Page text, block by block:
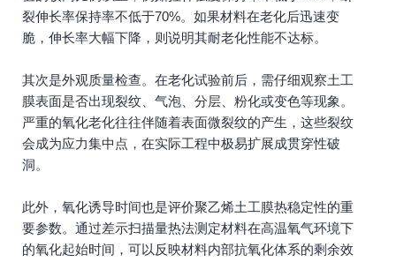
裂伸长率保持率不低于70%。如果材料在老化后迅速变
脆，伸长率大幅下降，则说明其耐老化性能不达标。
其次是外观质量检查。在老化试验前后，需仔细观察土工
膜表面是否出现裂纹、气泡、分层、粉化或变色等现象。
严重的氧化老化往往伴随着表面微裂纹的产生，这些裂纹
会成为应力集中点，在实际工程中极易扩展成贯穿性破
洞。
此外，氧化诱导时间也是评价聚乙烯土工膜热稳定性的重
要参数。通过差示扫描量热法测定材料在高温氧气环境下
的氧化起始时间，可以反映材料内部抗氧化体系的剩余效